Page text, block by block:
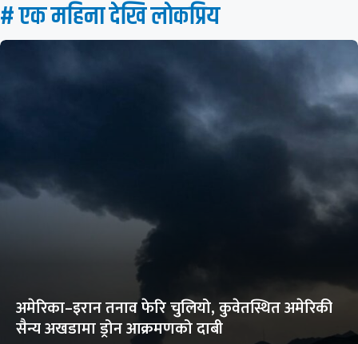
# एक महिना देखि लाेकप्रिय
अमेरिका–इरान तनाव फेरि चुलियो, कुवेतस्थित अमेरिकी
सैन्य अखडामा ड्रोन आक्रमणको दाबी